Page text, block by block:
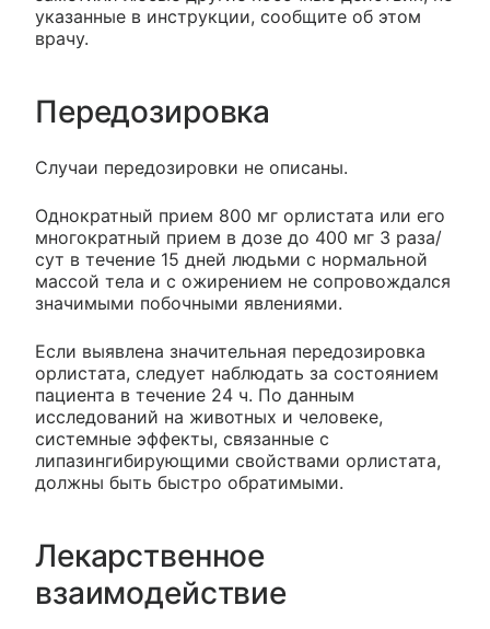
указанные в инструкции, сообщите об этом
врачу.
Передозировка
Случаи передозировки не описаны.
Однократный прием 800 мг орлистата или его
многократный прием в дозе до 400 мг 3 раза/
сут в течение 15 дней людьми с нормальной
массой тела и с ожирением не сопровождался
значимыми побочными явлениями.
Если выявлена значительная передозировка
орлистата, следует наблюдать за состоянием
пациента в течение 24 ч. По данным
исследований на животных и человеке,
системные эффекты, связанные с
липазингибирующими свойствами орлистата,
должны быть быстро обратимыми.
Лекарственное
взаимодействие